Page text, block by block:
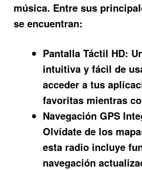
música. Entre sus
se encuentran:
Pantalla Táctil HD:
intuitiva y fácil de
acceder a tus
favoritas mientras
Navegación GPS
Olvídate de los
esta radio incluye
navegación